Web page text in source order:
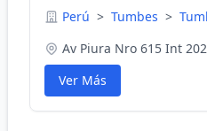
Perú > Tumbes >
Av Piura Nro 615 Int 202
Ver Más